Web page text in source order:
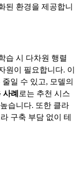
된 환경을 제공합니
습 시 다차원 행렬
원이 필요합니다. 이
일 수 있고, 모델의
례 로는 추천 시스
습니다. 또한 클라
구축 부담 없이 테